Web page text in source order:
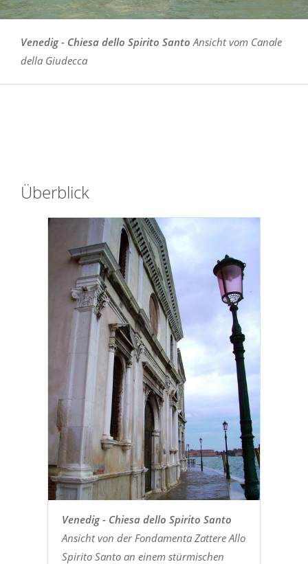
Venedig - Chiesa dello Spirito Santo Ansicht vom Canale
della Giudecca
Überblick
Venedig - Chiesa dello Spirito Santo
Ansicht von der Fondamenta Zattere Allo
Spirito Santo an einem stürmischen